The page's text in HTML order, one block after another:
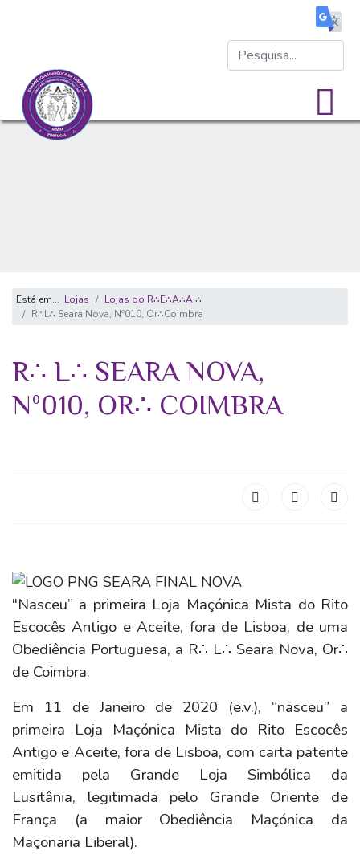
Está em... Lojas
Lojas do R∴E∴A∴A ∴
R∴L∴ Seara Nova, Nº010, Or∴Coimbra
R∴ L∴ SEARA NOVA,
Nº010, OR∴ COIMBRA
"Nasceu” a primeira Loja Maçónica Mista do Rito
Escocês Antigo e Aceite, fora de Lisboa, de uma
Obediência Portuguesa, a R∴ L∴ Seara Nova, Or∴
de Coimbra.
Em 11 de Janeiro de 2020 (e.v.), “nasceu” a
primeira Loja Maçónica Mista do Rito Escocês
Antigo e Aceite, fora de Lisboa, com carta patente
emitida pela Grande Loja Simbólica da
Lusitânia, legitimada pelo Grande Oriente de
França (a maior Obediência Maçónica da
Maçonaria Liberal).